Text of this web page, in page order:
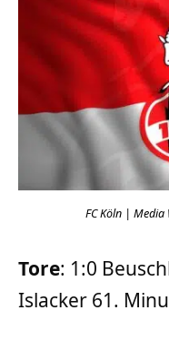
FC Köln | Media
Tore: 1:0
Islacker 61.